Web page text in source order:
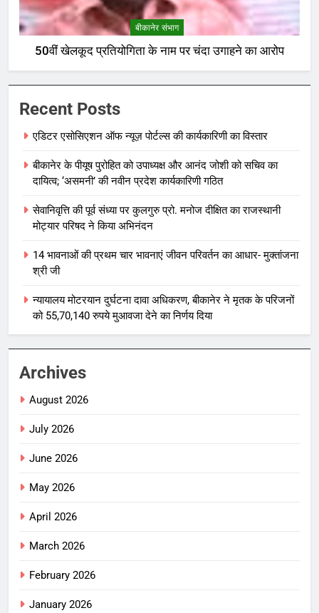
बीकानेर संभाग
50वीं खेलकूद प्रतियोगिता के नाम पर चंदा उगाहने का आरोप
Recent Posts
एडिटर एसोसिएशन ऑफ न्यूज़ पोर्टल्स की कार्यकारिणी का विस्तार
बीकानेर के पीयूष पुरोहित को उपाध्यक्ष और आनंद जोशी को सचिव का
दायित्व; ‘असमनी’ की नवीन प्रदेश कार्यकारिणी गठित
सेवानिवृत्ति की पूर्व संध्या पर कुलगुरु प्रो. मनोज दीक्षित का राजस्थानी
मोट्यार परिषद ने किया अभिनंदन
14 भावनाओं की प्रथम चार भावनाएं जीवन परिवर्तन का आधार- मुक्तांजना
श्री जी
न्यायालय मोटरयान दुर्घटना दावा अधिकरण, बीकानेर ने मृतक के परिजनों
को 55,70,140 रुपये मुआवजा देने का निर्णय दिया
Archives
August 2026
July 2026
June 2026
May 2026
April 2026
March 2026
February 2026
January 2026